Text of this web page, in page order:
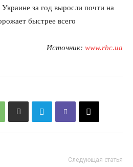
Источник: www.rbc.ua
Следующая статья